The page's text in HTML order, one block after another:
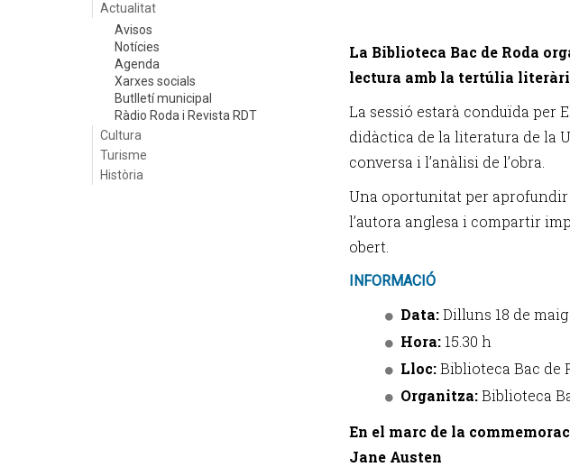
Actualitat
Avisos
Notícies
Agenda
Xarxes socials
Butlletí municipal
Ràdio Roda i Revista RDT
Cultura
Turisme
Història
La Biblioteca Bac de Roda
lectura amb la tertúlia
La sessió estarà conduïda per
didàctica de la literatura de la
conversa i l’anàlisi de l’obra.
Una oportunitat per aprofundir
l’autora anglesa i compartir
obert.
INFORMACIÓ
Data:Dilluns 18 de
Hora: 15.30 h
Lloc:Biblioteca Bac de
Organitza:Biblioteca
En el marc de la
Jane Austen